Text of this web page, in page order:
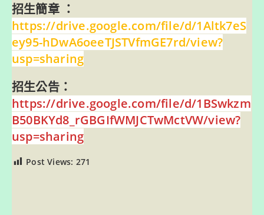
招生簡章 ：
https://drive.google.com/file/d/1Altk7eS
ey95-hDwA6oeeTJSTVfmGE7rd/view?
usp=sharing
招生公告：
https://drive.google.com/file/d/1BSwkzm
B50BKYd8_rGBGIfWMJCTwMctVW/view?
usp=sharing
Post Views: 271